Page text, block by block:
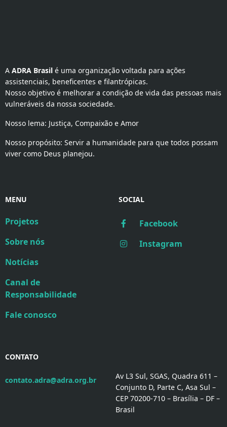
A ADRA Brasil é uma organização voltada para ações
assistenciais, beneficentes e filantrópicas.
Nosso objetivo é melhorar a condição de vida das pessoas mais
vulneráveis da nossa sociedade.
Nosso lema: Justiça, Compaixão e Amor
Nosso propósito: Servir a humanidade para que todos possam
viver como Deus planejou.
MENU
Projetos
Sobre nós
Notícias
Canal de
Responsabilidade
Fale conosco
SOCIAL
Facebook
Instagram
CONTATO
contato.adra@adra.org.br
Av L3 Sul, SGAS, Quadra 611 –
Conjunto D, Parte C, Asa Sul –
CEP 70200-710 – Brasília – DF –
Brasil